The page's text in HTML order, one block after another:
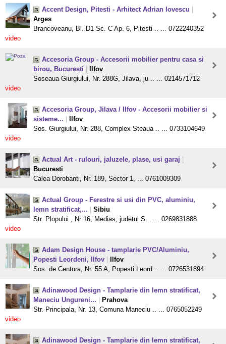
Accent Design, Pitesti - Arhitect Adrian Iovescu
Arges
Brancoveanu, Bl. D1 Sc. C Ap. 6, Pitesti .. ... 0722240352
video
Accesoria Group - Accesorii mobilier pentru casa si
birou, Bucuresti
Ilfov
Soseaua Giurgiului, Nr. 288G, Jilava, ju .. ... 0214571712
video
Accesoria Group, Jilava / Ilfov - Accesorii mobilier si
sisteme...
Ilfov
Sos. Giurgiului, Nr. 288, Complex Steaua .. ... 0733104649
video
Actual Art - rulouri, jaluzele, plase, usi garaj
Bucuresti
Calea Dorobanti, Nr. 189, Sector 1, ... 0761009309
Actual Group - Ferestre si usi din PVC, aluminiu,
lemn stratificat,...
Sibiu
Str. Plopului , Nr 16, Medias, judetul S .. ... 0269831888
video
Adam Design House - tamplarie PVC/Aluminiu,
Popesti Leordeni, Ilfov
Ilfov
Sos. de Centura, Nr. 55 A, Popesti Leord .. ... 0726531894
Adinawood Design - Tamplarie din lemn stratificat,
Maneciu Ungureni...
Prahova
Str. Principala, Nr. 13, Comuna Maneciu .. ... 0765052249
video
Adinawood Design - Tamplarie din lemn stratificat,